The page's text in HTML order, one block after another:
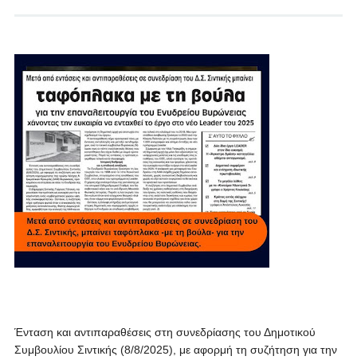
Ένταση και αντιπαραθέσεις στη συνεδρίασης του Δημοτικού
Συμβουλίου Σιντικής (8/8/2025), με αφορμή τη συζήτηση για την